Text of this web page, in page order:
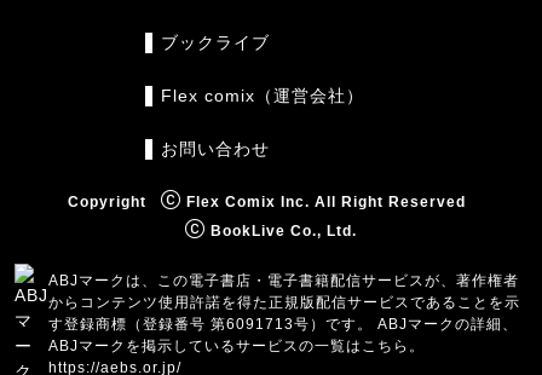
ブックライブ
Flex comix（運営会社）
お問い合わせ
Copyright
Flex Comix Inc. All Right Reserved
BookLive Co., Ltd.
ABJマークは、この電子書店・電子書籍配信サービスが、著作権者
からコンテンツ使用許諾を得た正規版配信サービスであることを示
す登録商標（登録番号 第6091713号）です。 ABJマークの詳細、
ABJマークを掲示しているサービスの一覧はこちら。
https://aebs.or.jp/